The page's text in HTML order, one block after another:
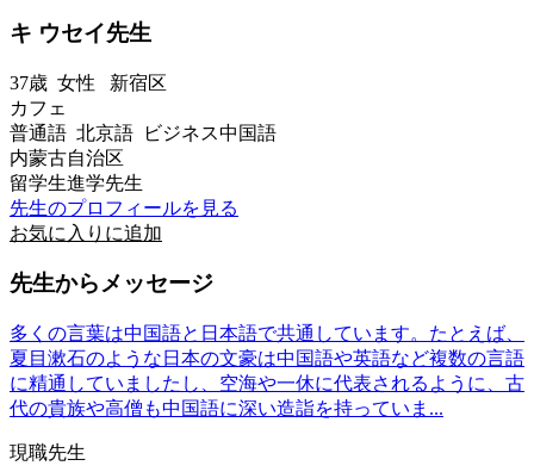
キ ウセイ先生
37歳 女性 新宿区
カフェ
普通語 北京語 ビジネス中国語
内蒙古自治区
留学生進学先生
先生のプロフィールを見る
お気に入りに追加
先生からメッセージ
多くの言葉は中国語と日本語で共通しています。たとえば、
夏目漱石のような日本の文豪は中国語や英語など複数の言語
に精通していましたし、空海や一休に代表されるように、古
代の貴族や高僧も中国語に深い造詣を持っていま...
現職先生